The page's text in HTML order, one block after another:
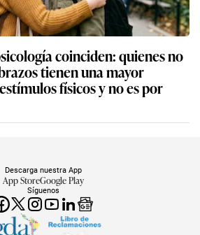
coinciden: quienes no
tienen una mayor
físicos y no es por
Síguenos
Descarga nuestra App
App StoreGoogle Play